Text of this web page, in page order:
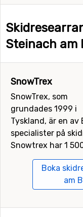
Steinach am
SnowTrex
SnowTrex, som
grundades 1999 i
Tyskland, är en
specialister på
Snowtrex har 1
Boka
am